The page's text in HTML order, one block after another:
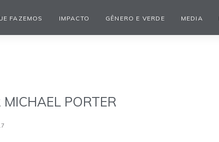
FAZEMOS IMPACTO GÊNERO E VERDE MEDIA
MICHAEL PORTER